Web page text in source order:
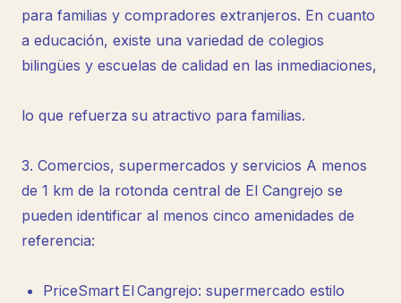
para familias y compradores extranjeros. En cuanto
a educación, existe una variedad de colegios
bilingües y escuelas de calidad en las inmediaciones,
lo que refuerza su atractivo para familias.
3. Comercios, supermercados y servicios A menos
de 1 km de la rotonda central de El Cangrejo se
pueden identificar al menos cinco amenidades de
referencia:
PriceSmart El Cangrejo: supermercado estilo